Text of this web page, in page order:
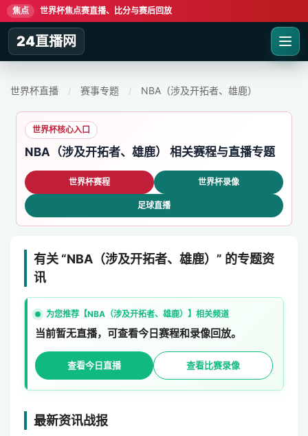
焦点 世界杯焦点赛直播、比分与赛后回放
24直播网
世界杯直播 / 赛事专题 / NBA（涉及开拓者、雄鹿）
世界杯核心入口
NBA（涉及开拓者、雄鹿） 相关赛程与直播专题
世界杯赛程 世界杯录像
足球直播
有关 “NBA（涉及开拓者、雄鹿）” 的专题资
讯
为您推荐【NBA（涉及开拓者、雄鹿）】相关频道
当前暂无直播，可查看今日赛程和录像回放。
查看今日直播 查看比赛录像
最新资讯战报